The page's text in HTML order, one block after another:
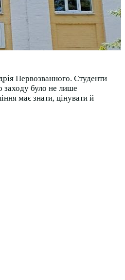
Первозванного. Студенти
заходу було не лише
має знати, цінувати й